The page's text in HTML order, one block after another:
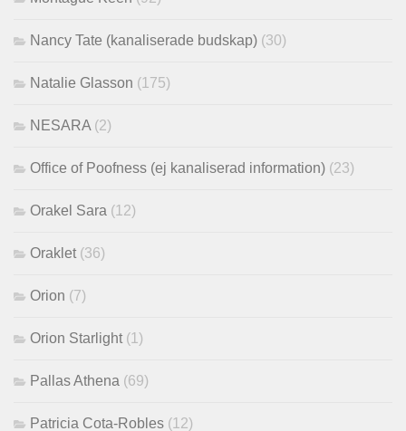
Nancy Tate (kanaliserade budskap) (30)
Natalie Glasson (175)
NESARA (2)
Office of Poofness (ej kanaliserad information) (23)
Orakel Sara (12)
Oraklet (36)
Orion (7)
Orion Starlight (1)
Pallas Athena (69)
Patricia Cota-Robles (12)